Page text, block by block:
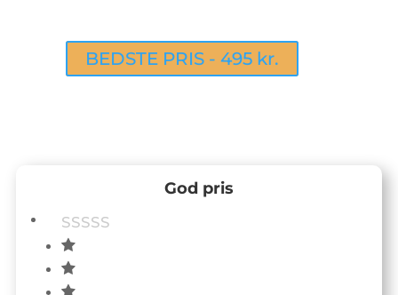
God pris
BEDSTE PRIS - 495 kr.